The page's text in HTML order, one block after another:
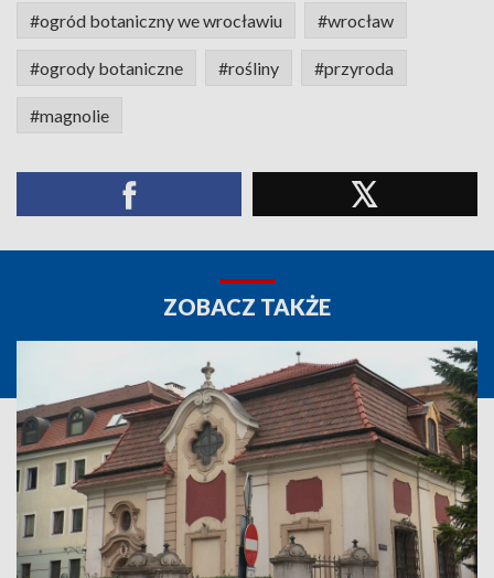
#ogród botaniczny we wrocławiu #wrocław
#ogrody botaniczne #rośliny #przyroda
#magnolie
ZOBACZ TAKŻE